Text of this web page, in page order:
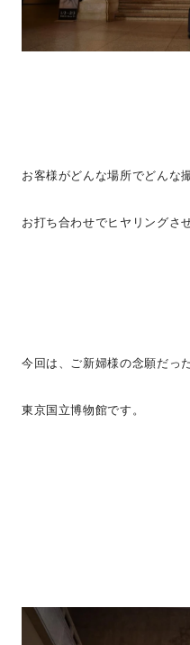
お客様がどんな場所でどんな
お打ち合わせでヒヤリングさ
今回は、ご新婦様の念願だっ
東京国立博物館です。